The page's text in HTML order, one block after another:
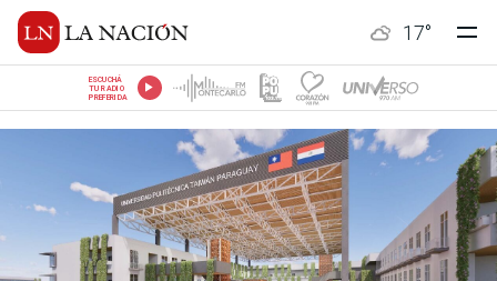
17°
ESCUCHÁ
TU RADIO
PREFERIDA